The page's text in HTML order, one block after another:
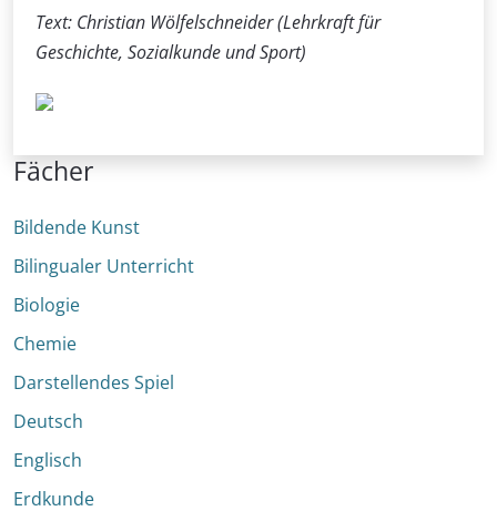
Text: Christian Wölfelschneider (Lehrkraft für
Geschichte, Sozialkunde und Sport)
Fächer
Bildende Kunst
Bilingualer Unterricht
Biologie
Chemie
Darstellendes Spiel
Deutsch
Englisch
Erdkunde